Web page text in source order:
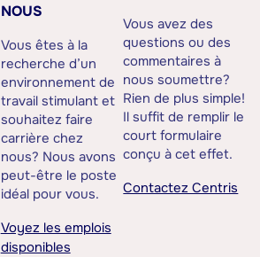
NOUS
Vous êtes à la
recherche d’un
environnement de
travail stimulant et
souhaitez faire
carrière chez
nous? Nous avons
peut-être le poste
idéal pour vous.
Voyez les emplois
disponibles
Vous avez des
questions ou des
commentaires à
nous soumettre?
Rien de plus simple!
Il suffit de remplir le
court formulaire
conçu à cet effet.
Contactez Centris